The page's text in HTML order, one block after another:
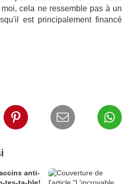
cela ne ressemble pas à un
est principalement financé
anti-